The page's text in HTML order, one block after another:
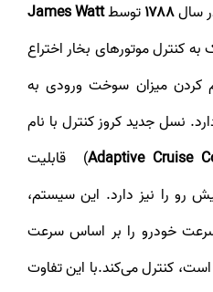
سال۱۷۸۸توسطJames Watt
به کنترل موتورهای بخار اختراع
کردن میزان سوخت ورودی به
نسل جدید کروز کنترل با نام
Adaptive Cruise) قابلیت
رو را نیز دارد. این سیستم،
خودرو را بر اساس سرعت
کنترل می‌کند.با این تفاوت